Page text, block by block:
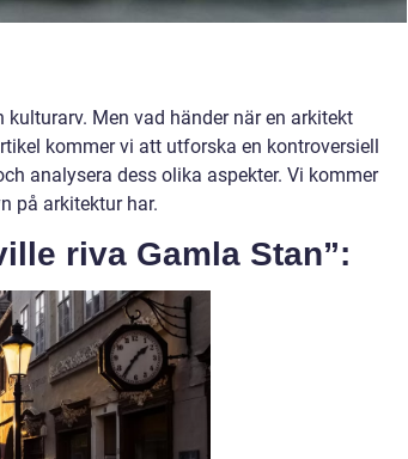
Men vad händer när en arkitekt
kommer vi att utforska en kontroversiell
analysera dess olika aspekter. Vi kommer
på arkitektur har.
riva Gamla Stan”: